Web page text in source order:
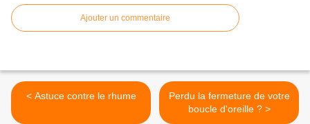
Ajouter un commentaire
< Astuce contre le rhume
Perdu la fermeture de votre
boucle d'oreille ? >